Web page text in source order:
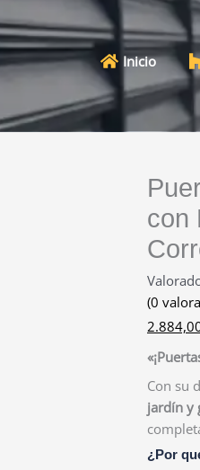
Inicio
con
(0
Con su
jardín y
¿Por